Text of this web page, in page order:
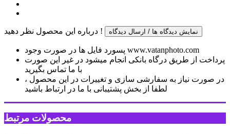
درباره این محصول نظر دهید ! نمایش دیدگاه ها / ارسال دیدگاه
پسورد فایل ها در صورت وجود www.vatanphoto.com
پرداخت از طریق درگاه بانکی انجام میشود در غیر این صورت
با ما تماس بگیرید
در صورت نیاز به سفارشی سازی و تغییرات در این محصول ،
لطفا از بخش پشتیبانی با ما در ارتباط باشید
محصولات مرتبط